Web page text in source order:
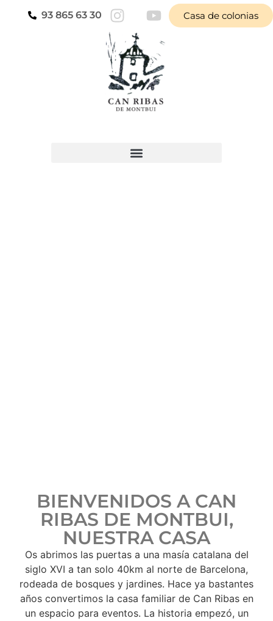
93 865 63 30 Casa de colonias
BIENVENIDOS A CAN
RIBAS DE MONTBUI,
NUESTRA CASA
Os abrimos las puertas a una masía catalana del
siglo XVI a tan solo 40km al norte de Barcelona,
rodeada de bosques y jardines. Hace ya bastantes
años convertimos la casa familiar de Can Ribas en
un espacio para eventos. La historia empezó, un